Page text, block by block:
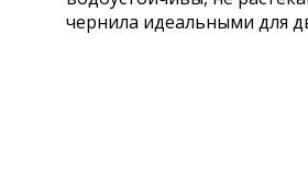
чернила идеальными для